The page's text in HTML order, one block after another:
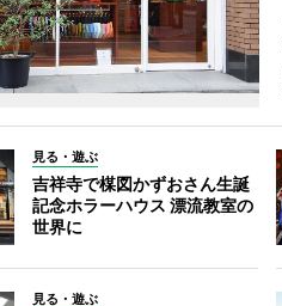
見る・遊ぶ
吉祥寺で楳図かずおさん生誕
記念ホラーハウス 漂流教室の
世界に
見る・遊ぶ